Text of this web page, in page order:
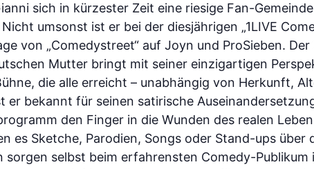
sich in kürzester Zeit eine riesige Fan-
umsonst ist er bei der diesjährigen „1LIVE
von „Comedystreet“ auf Joyn und ProSieben.
Mutter bringt mit seiner einzigartigen
die alle erreicht – unabhängig von Herkunft,
er bekannt für seinen satirische
den Finger in die Wunden des realen
es Sketche, Parodien, Songs oder Stand-ups
sorgen selbst beim erfahrensten Comedy-